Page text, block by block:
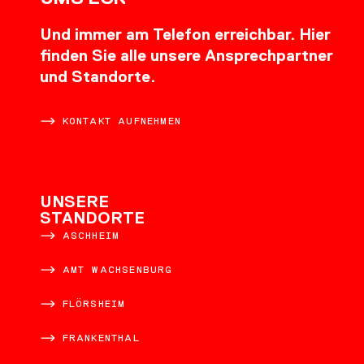
Und immer am Telefon erreichbar. Hier
finden Sie alle unsere Ansprechpartner
und Standorte.
KONTAKT AUFNEHMEN
UNSERE
STANDORTE
ASCHHEIM
AMT WACHSENBURG
FLÖRSHEIM
FRANKENTHAL